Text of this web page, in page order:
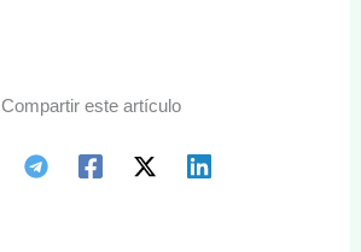
Compartir este artículo